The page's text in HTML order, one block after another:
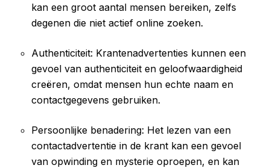
kan een groot aantal mensen bereiken, zelfs
degenen die niet actief online zoeken.
Authenticiteit: Krantenadvertenties kunnen een
gevoel van authenticiteit en geloofwaardigheid
creëren, omdat mensen hun echte naam en
contactgegevens gebruiken.
Persoonlijke benadering: Het lezen van een
contactadvertentie in de krant kan een gevoel
van opwinding en mysterie oproepen, en kan